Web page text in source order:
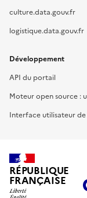
culture.data.gouv.fr
logistique.data.gouv.fr
Développement
API du portail
Moteur open source :
Interface utilisateur
RÉPUBLIQUE
FRANÇAISE